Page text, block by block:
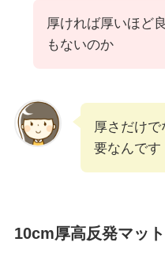
厚ければ厚いほど
もないのか
厚さだけ
要なんです
10cm厚高反発マッ